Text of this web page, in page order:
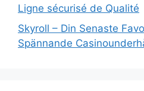
Ligne sécurisé de Qualité
Skyroll – Din Senaste
Spännande